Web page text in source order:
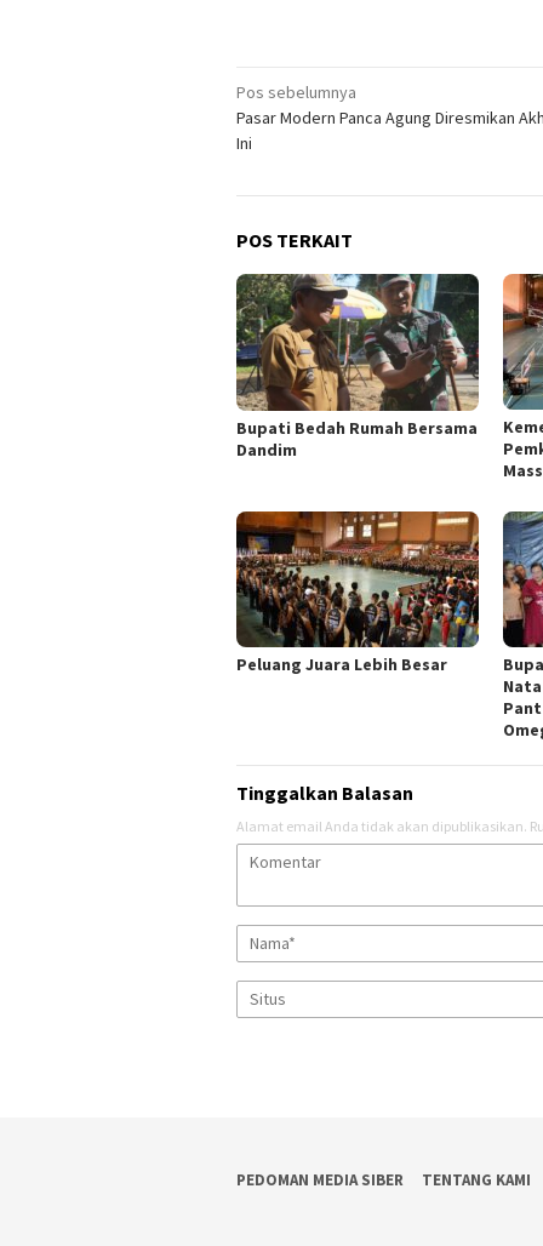
Navigasi
pos
Pos sebelumnya
Pasar Modern Panca Agung Diresmikan
Ini
POS TERKAIT
Bupati Bedah Rumah Bersama
Dandim
Peluang Juara Lebih Besar
Tinggalkan Balasan
Alamat email Anda tidak akan dipublikasikan.
PEDOMAN MEDIA SIBER TENTANG KAMI